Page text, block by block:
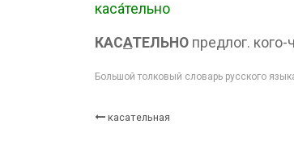
каса́тельно
КАСАТЕЛЬНО предлог. кого-
Большой толковый словарь русского
касательная